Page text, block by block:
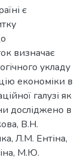
є
визначає
укладу
економіки в
галузі як
досліджено в
В.Н.
Л.М. Ентіна,
М.Ю.